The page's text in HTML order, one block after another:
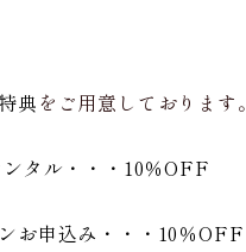
典をご用意しております。
タル・・・10％OFF
お申込み・・・10％OFF